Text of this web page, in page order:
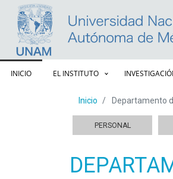
Navegación principal
INICIO EL INSTITUTO
Inicio Departamento
Secretaría
PERSONAL